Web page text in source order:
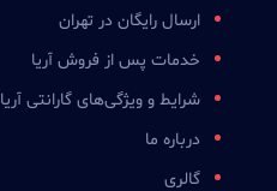
ارسال رایگان در تهران
خدمات پس از فروش آریا
شرایط و ویژگی‌های گارانتی آریا
درباره ما
گالری